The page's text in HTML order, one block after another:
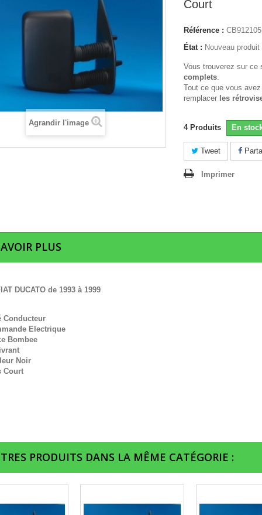
Agrandir l'image
Court
Référence : CB912105
État : Nouveau produit
Vous trouverez sur
complets.
Tout ce que vous
remplacer les
4 Produits En
Tweet
Imprimer
PLUS
DUCATO de 1993 à 1999
Conducteur
Electrique
Bombee
Noir
Court
PRODUITS DANS LA MÊME CATÉGORIE :